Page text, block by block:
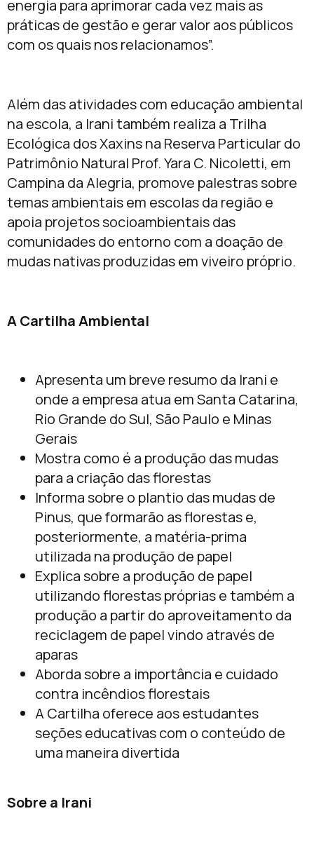
energia para aprimorar cada vez mais as
práticas de gestão e gerar valor aos públicos
com os quais nos relacionamos”.
Além das atividades com educação ambiental
na escola, a Irani também realiza a Trilha
Ecológica dos Xaxins na Reserva Particular do
Patrimônio Natural Prof. Yara C. Nicoletti, em
Campina da Alegria, promove palestras sobre
temas ambientais em escolas da região e
apoia projetos socioambientais das
comunidades do entorno com a doação de
mudas nativas produzidas em viveiro próprio.
A Cartilha Ambiental
Apresenta um breve resumo da Irani e
onde a empresa atua em Santa Catarina,
Rio Grande do Sul, São Paulo e Minas
Gerais
Mostra como é a produção das mudas
para a criação das florestas
Informa sobre o plantio das mudas de
Pinus, que formarão as florestas e,
posteriormente, a matéria-prima
utilizada na produção de papel
Explica sobre a produção de papel
utilizando florestas próprias e também a
produção a partir do aproveitamento da
reciclagem de papel vindo através de
aparas
Aborda sobre a importância e cuidado
contra incêndios florestais
A Cartilha oferece aos estudantes
seções educativas com o conteúdo de
uma maneira divertida
Sobre a Irani